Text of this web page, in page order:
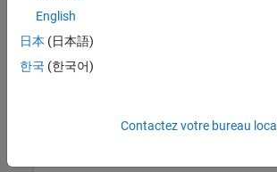
Instance of
mbcdoe.design
|'fixed' |'data'
English
日本 (日本語)
한국 (한국어)
Contactez votre bureau local